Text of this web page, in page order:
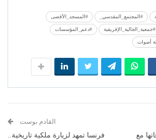
#المجتمع_المقدسي_ #المسجد_الأقصى
#جمعية_الجالية_الإفريقية #دعم_المؤسسات
أصوات
مع
القادم بوست
فرنسا تمهد لزيارة ملكية تاريخية..